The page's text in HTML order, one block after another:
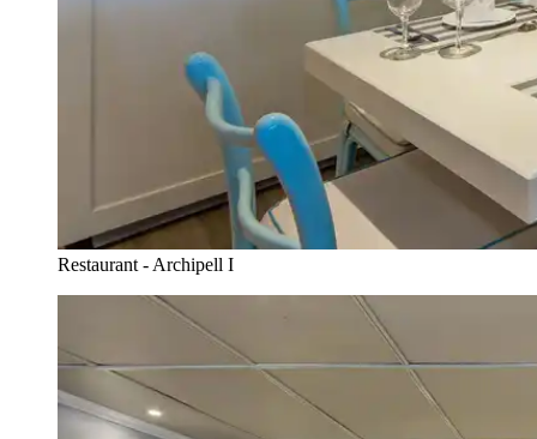
Restaurant - Archipell I